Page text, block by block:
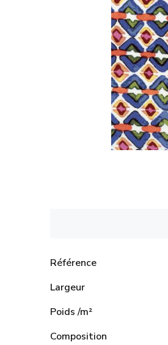
Référence
Largeur
Poids /m²
Composition